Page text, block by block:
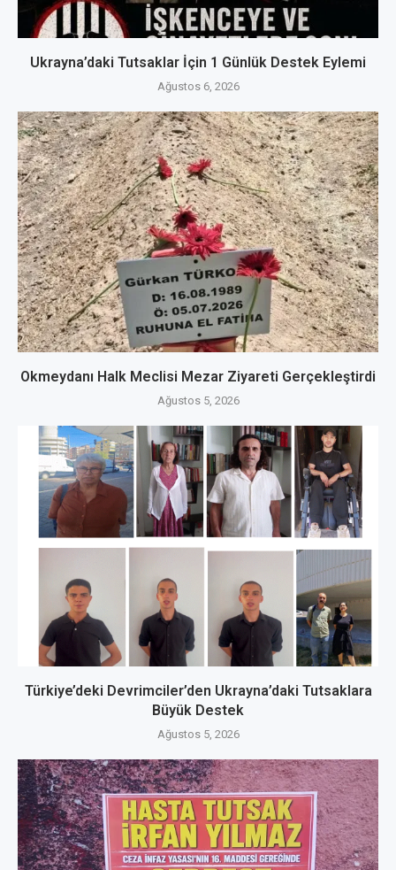
Ukrayna’daki Tutsaklar İçin 1 Günlük Destek Eylemi
Ağustos 6, 2026
Okmeydanı Halk Meclisi Mezar Ziyareti Gerçekleştirdi
Ağustos 5, 2026
Türkiye’deki Devrimciler’den Ukrayna’daki Tutsaklara
Büyük Destek
Ağustos 5, 2026